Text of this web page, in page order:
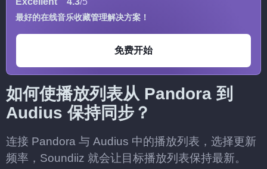
最好的在线音乐收藏管理解决方案！
免费开始
如何使播放列表从 Pandora 到
Audius 保持同步？
连接 Pandora 与 Audius 中的播放列表，选择更新
频率，Soundiiz 就会让目标播放列表保持最新。